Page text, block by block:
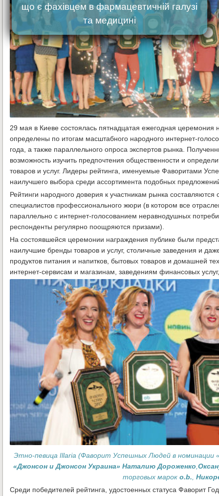
29 мая в Киеве состоялась пятнадцатая ежегодная
определены по итогам масштабного народного интернет-
года, а также параллельного опроса экспертов рынка.
возможность изучить предпочтения общественности и
товаров и услуг. Лидеры рейтинга, именуемые Фаворитами
наилучшего выбора среди ассортимента подобных
Рейтинги народного доверия к участникам рынка
специалистов профессионального жюри (в котором все
параллельно с интернет-голосованием неравнодушных
респонденты регулярно поощряются призами).
На состоявшейся церемонии награждения публике были
наилучшие бренды товаров и услуг, столичные заведения и
продуктов питания и напитков, бытовых товаров и домашней
интернет-сервисам и магазинам, заведениям финансовых
Этно-певица Illaria (Фаворит Успешных Людей в номинации
«Джонсон и Джонсон Украина» Наталию Дороженко,
торговых марок o.b.,
Среди победителей рейтинга, удостоенных статуса Фаворит
що є фахівцем в фармацевтичній галузі
та медицині